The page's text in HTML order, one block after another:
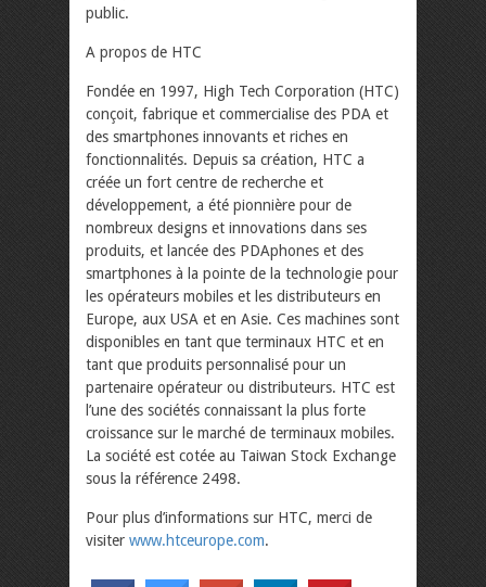
public.
A propos de HTC
Fondée en 1997, High Tech Corporation (HTC)
conçoit, fabrique et commercialise des PDA et
des smartphones innovants et riches en
fonctionnalités. Depuis sa création, HTC a
créée un fort centre de recherche et
développement, a été pionnière pour de
nombreux designs et innovations dans ses
produits, et lancée des PDAphones et des
smartphones à la pointe de la technologie pour
les opérateurs mobiles et les distributeurs en
Europe, aux USA et en Asie. Ces machines sont
disponibles en tant que terminaux HTC et en
tant que produits personnalisé pour un
partenaire opérateur ou distributeurs. HTC est
l’une des sociétés connaissant la plus forte
croissance sur le marché de terminaux mobiles.
La société est cotée au Taiwan Stock Exchange
sous la référence 2498.
Pour plus d’informations sur HTC, merci de
visiter www.htceurope.com.